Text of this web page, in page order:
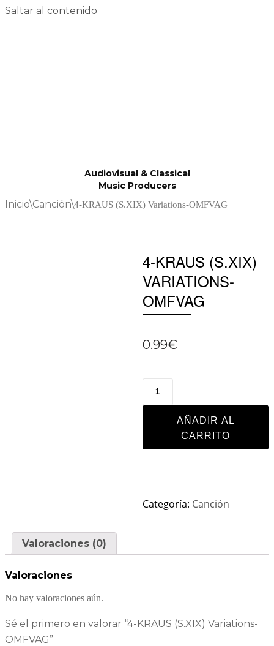
Saltar al contenido
Audiovisual & Classical
Music Producers
Inicio\Canción\4-KRAUS (S.XIX) Variations-OMFVAG
4-KRAUS (S.XIX)
VARIATIONS-
OMFVAG
0.99€
AÑADIR AL
CARRITO
Categoría: Canción
Valoraciones (0)
Valoraciones
No hay valoraciones aún.
Sé el primero en valorar “4-KRAUS (S.XIX) Variations-
OMFVAG”